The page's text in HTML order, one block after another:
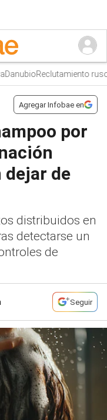
Reclutamiento ruso
Agregar Infobae en
por
dejar de
distribuidos en
detectarse un
de
Seguir